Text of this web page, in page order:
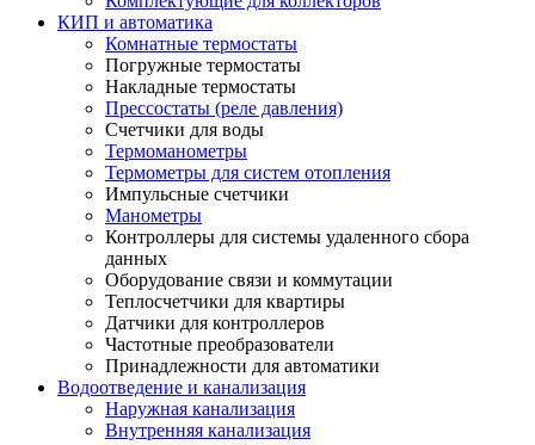
КИП и автоматика
Комнатные термостаты
Погружные термостаты
Накладные термостаты
Прессостаты (реле давления)
Счетчики для воды
Термоманометры
Термометры для систем отопления
Импульсные счетчики
Манометры
Контроллеры для системы удаленного сбора
данных
Оборудование связи и коммутации
Теплосчетчики для квартиры
Датчики для контроллеров
Частотные преобразователи
Принадлежности для автоматики
Водоотведение и канализация
Наружная канализация
Внутренняя канализация